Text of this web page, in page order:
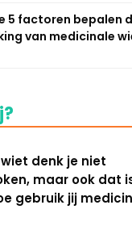
5 factoren bepalen
van medicinale
denk je niet
maar ook dat
gebruik jij